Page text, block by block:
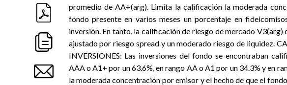
promedio de AA+(arg). Limita la calificación la moderada
fondo presente en varios meses un porcentaje en
inversión. En tanto, la calificación de riesgo de mercado
ajustado por riesgo spread y un moderado riesgo de liquidez.
INVERSIONES: Las inversiones del fondo se encontraban
AAA o A1+ por un 63.6%, en rango AA o A1 por un 34.3% y en
la moderada concentración por emisor y el hecho de que el